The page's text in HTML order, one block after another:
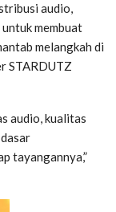
audio,
membuat
melangkah di
STARDUTZ
audio, kualitas
tayangannya,”